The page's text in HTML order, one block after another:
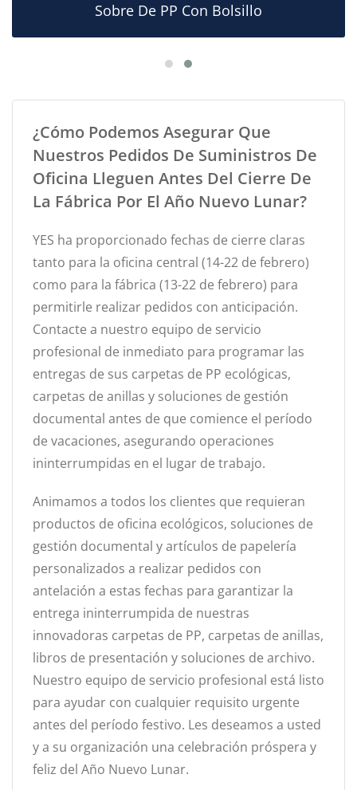
Sobre De PP Con Bolsillo
¿Cómo Podemos Asegurar Que
Nuestros Pedidos De Suministros De
Oficina Lleguen Antes Del Cierre De
La Fábrica Por El Año Nuevo Lunar?
YES ha proporcionado fechas de cierre claras
tanto para la oficina central (14-22 de febrero)
como para la fábrica (13-22 de febrero) para
permitirle realizar pedidos con anticipación.
Contacte a nuestro equipo de servicio
profesional de inmediato para programar las
entregas de sus carpetas de PP ecológicas,
carpetas de anillas y soluciones de gestión
documental antes de que comience el período
de vacaciones, asegurando operaciones
ininterrumpidas en el lugar de trabajo.
Animamos a todos los clientes que requieran
productos de oficina ecológicos, soluciones de
gestión documental y artículos de papelería
personalizados a realizar pedidos con
antelación a estas fechas para garantizar la
entrega ininterrumpida de nuestras
innovadoras carpetas de PP, carpetas de anillas,
libros de presentación y soluciones de archivo.
Nuestro equipo de servicio profesional está listo
para ayudar con cualquier requisito urgente
antes del período festivo. Les deseamos a usted
y a su organización una celebración próspera y
feliz del Año Nuevo Lunar.